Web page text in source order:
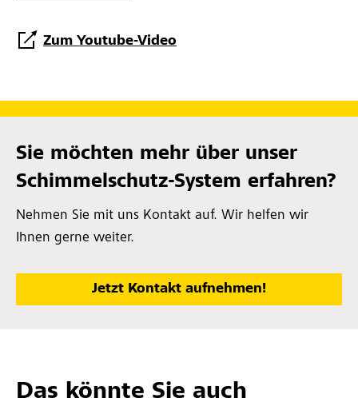
Zum Youtube-Video
Sie möchten mehr über unser
Schimmelschutz-System erfahren?
Nehmen Sie mit uns Kontakt auf. Wir helfen wir
Ihnen gerne weiter.
Jetzt Kontakt aufnehmen!
Das könnte Sie auch